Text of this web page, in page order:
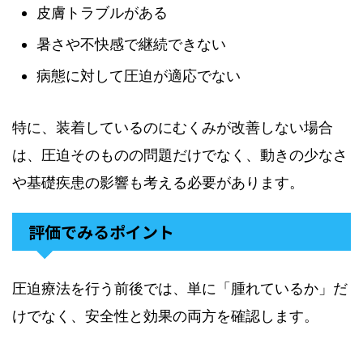
皮膚トラブルがある
暑さや不快感で継続できない
病態に対して圧迫が適応でない
特に、装着しているのにむくみが改善しない場合
は、圧迫そのものの問題だけでなく、動きの少なさ
や基礎疾患の影響も考える必要があります。
評価でみるポイント
圧迫療法を行う前後では、単に「腫れているか」だ
けでなく、安全性と効果の両方を確認します。